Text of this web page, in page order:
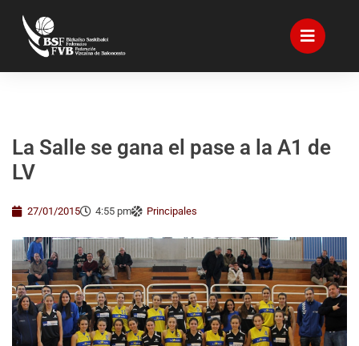
La Salle se gana el pase a la A1 de
LV
27/01/2015 4:55 pm Principales